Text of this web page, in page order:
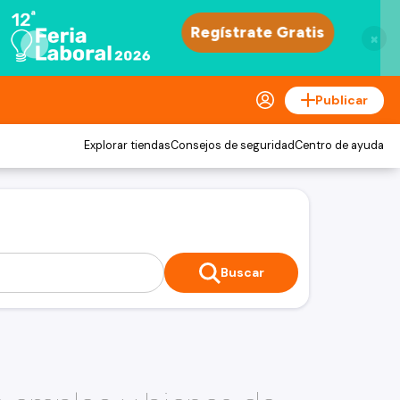
×
Publicar
Explorar tiendasConsejos de seguridadCentro de ayuda
Buscar